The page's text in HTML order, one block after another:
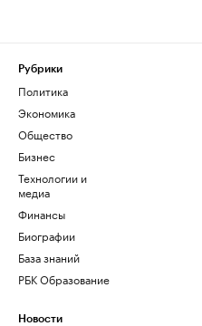
Рубрики
Политика
Экономика
Общество
Бизнес
Технологии и
медиа
Финансы
Биографии
База знаний
РБК Образование
Новости